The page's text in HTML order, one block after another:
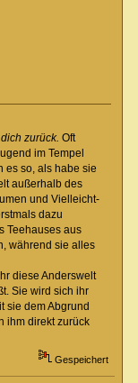
zurück. Oft
im Tempel
es so, als habe sie
außerhalb des
und Vielleicht-
dazu
Teehauses aus
während sie alles
diese Anderswelt
Sie wird sich ihr
sie dem Abgrund
ihm direkt zurück
Gespeichert